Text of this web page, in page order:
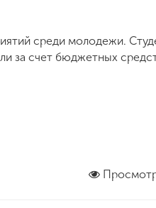
среди молодежи.
за счет бюджетных